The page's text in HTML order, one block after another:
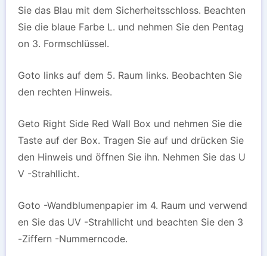
Sie das Blau mit dem Sicherheitsschloss. Beachten
Sie die blaue Farbe L. und nehmen Sie den Pentag
on 3. Formschlüssel.
Goto links auf dem 5. Raum links. Beobachten Sie
den rechten Hinweis.
Geto Right Side Red Wall Box und nehmen Sie die
Taste auf der Box. Tragen Sie auf und drücken Sie
den Hinweis und öffnen Sie ihn. Nehmen Sie das U
V -Strahllicht.
Goto -Wandblumenpapier im 4. Raum und verwend
en Sie das UV -Strahllicht und beachten Sie den 3
-Ziffern -Nummerncode.